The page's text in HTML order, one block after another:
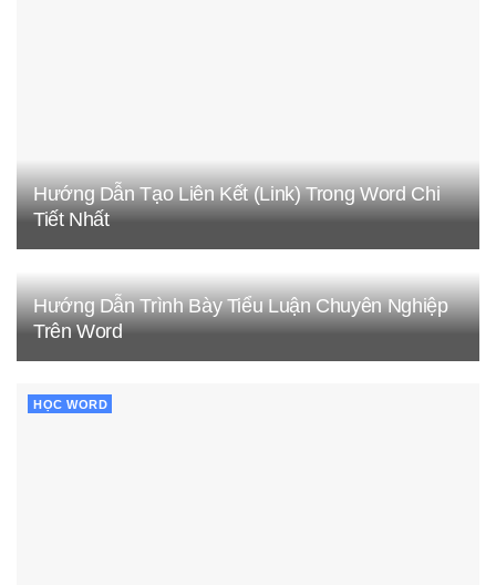
Hướng Dẫn Tạo Liên Kết (Link) Trong Word Chi
Tiết Nhất
Hướng Dẫn Trình Bày Tiểu Luận Chuyên Nghiệp
Trên Word
HỌC WORD